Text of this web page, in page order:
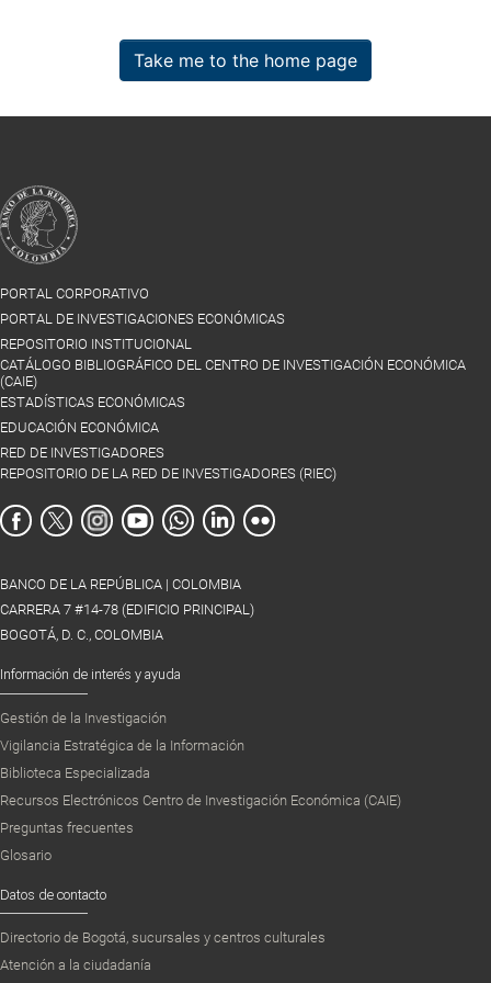
Take me to the home page
PORTAL CORPORATIVO
PORTAL DE INVESTIGACIONES ECONÓMICAS
REPOSITORIO INSTITUCIONAL
CATÁLOGO BIBLIOGRÁFICO DEL CENTRO DE INVESTIGACIÓN ECONÓMICA
(CAIE)
ESTADÍSTICAS ECONÓMICAS
EDUCACIÓN ECONÓMICA
RED DE INVESTIGADORES
REPOSITORIO DE LA RED DE INVESTIGADORES (RIEC)
BANCO DE LA REPÚBLICA | COLOMBIA
CARRERA 7 #14-78 (EDIFICIO PRINCIPAL)
BOGOTÁ, D. C., COLOMBIA
Información de interés y ayuda
Gestión de la Investigación
Vigilancia Estratégica de la Información
Biblioteca Especializada
Recursos Electrónicos Centro de Investigación Económica (CAIE)
Preguntas frecuentes
Glosario
Datos de contacto
Directorio de Bogotá, sucursales y centros culturales
Atención a la ciudadanía